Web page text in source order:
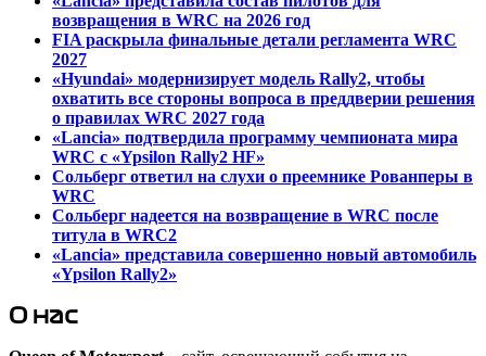
возвращения в WRC на 2026 год
FIA раскрыла финальные детали регламента WRC
2027
«Hyundai» модернизирует модель Rally2, чтобы
охватить все стороны вопроса в преддверии решения
о правилах WRC 2027 года
«Lancia» подтвердила программу чемпионата мира
WRC с «Ypsilon Rally2 HF»
Сольберг ответил на слухи о преемнике Рованперы в
WRC
Сольберг надеется на возвращение в WRC после
титула в WRC2
«Lancia» представила совершенно новый автомобиль
«Ypsilon Rally2»
О нас